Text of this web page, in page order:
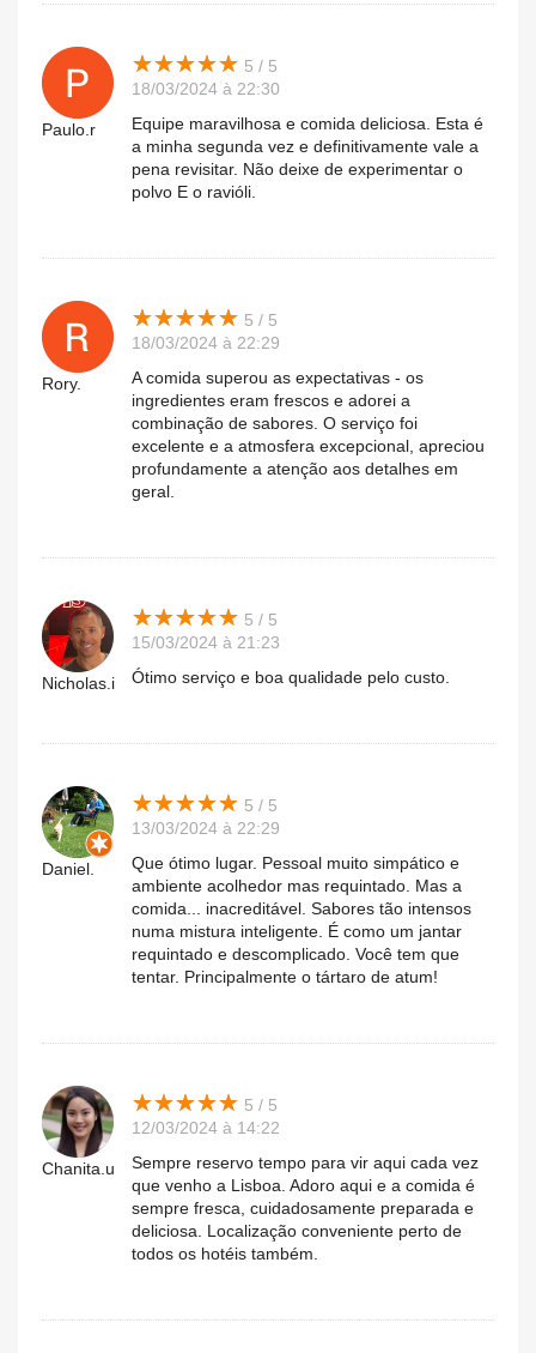
Paulo.r
★★★★★
★★★★★ 5 / 5
18/03/2024 à 22:30
Equipe maravilhosa e comida deliciosa. Esta é
a minha segunda vez e definitivamente vale a
pena revisitar. Não deixe de experimentar o
polvo E o ravióli.
Rory.
★★★★★
★★★★★ 5 / 5
18/03/2024 à 22:29
A comida superou as expectativas - os
ingredientes eram frescos e adorei a
combinação de sabores. O serviço foi
excelente e a atmosfera excepcional, apreciou
profundamente a atenção aos detalhes em
geral.
Nicholas.i
★★★★★
★★★★★ 5 / 5
15/03/2024 à 21:23
Ótimo serviço e boa qualidade pelo custo.
Daniel.
★★★★★
★★★★★ 5 / 5
13/03/2024 à 22:29
Que ótimo lugar. Pessoal muito simpático e
ambiente acolhedor mas requintado. Mas a
comida... inacreditável. Sabores tão intensos
numa mistura inteligente. É como um jantar
requintado e descomplicado. Você tem que
tentar. Principalmente o tártaro de atum!
Chanita.u
★★★★★
★★★★★ 5 / 5
12/03/2024 à 14:22
Sempre reservo tempo para vir aqui cada vez
que venho a Lisboa. Adoro aqui e a comida é
sempre fresca, cuidadosamente preparada e
deliciosa. Localização conveniente perto de
todos os hotéis também.